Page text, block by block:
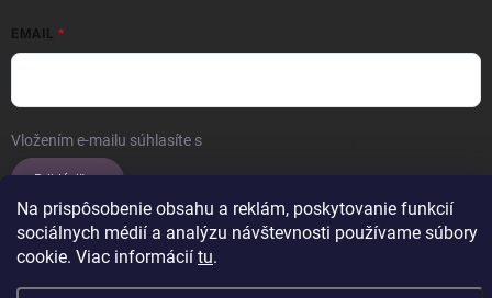
Na prispôsobenie obsahu a reklám, poskytovanie funkcií
sociálnych médií a analýzu návštevnosti používame súbory
cookie. Viac informácií tu.
EMAIL
Vložením e-mailu súhlasíte s
Prihlásiť sa
Copyright 2026ERROW. Všetky práva vyhradené.Upraviť nastavenie